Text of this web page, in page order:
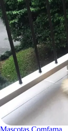
Mascotas Comfama